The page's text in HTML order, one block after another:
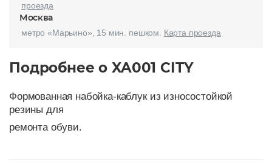
проезда
Москва
метро «Марьино», 15 мин. пешком. Карта проезда
Подробнее о XA001 CITY
Формованная набойка-каблук из износостойкой
резины для
ремонта обуви.